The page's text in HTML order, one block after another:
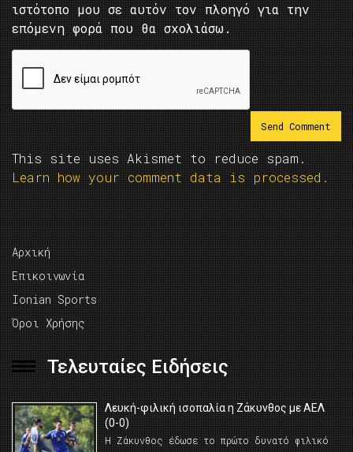
ιστότοπο μου σε αυτόν τον πλοηγό για την
επόμενη φορά που θα σχολιάσω.
This site uses Akismet to reduce spam.
Learn how your comment data is processed.
Αρχική
Επικοινωνία
Ionian Sports
Όροι Χρήσης
Τελευταίες Ειδήσεις
Λευκή-φιλική ισοπαλία η Ζάκυνθος με ΑΕΛ
(0-0)
Η Ζάκυνθος έδωσε το πρώτο δυνατό φιλικό